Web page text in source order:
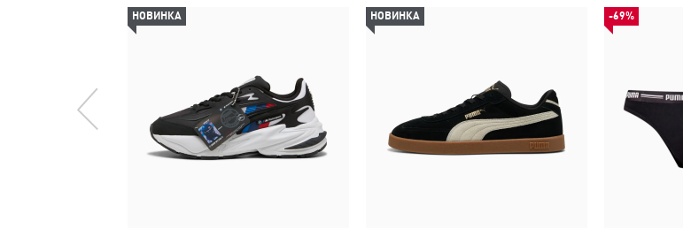
НОВИНКА НОВИНКА -69%